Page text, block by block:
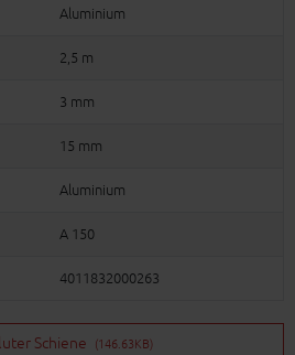
Aluminium
2,5 m
3 mm
15 mm
Aluminium
A 150
4011832000263
Schiene (146.63KB)